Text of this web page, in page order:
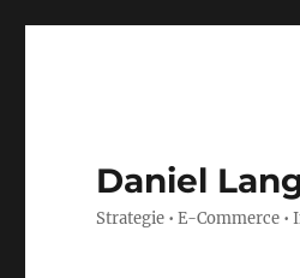
Daniel
Strategie • E-Commerce